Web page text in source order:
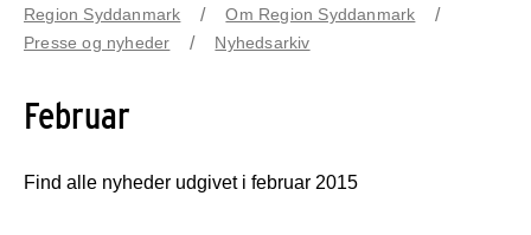
Region Syddanmark
Om Region Syddanmark
Presse og nyheder
Nyhedsarkiv
Februar
Find alle nyheder udgivet i februar 2015